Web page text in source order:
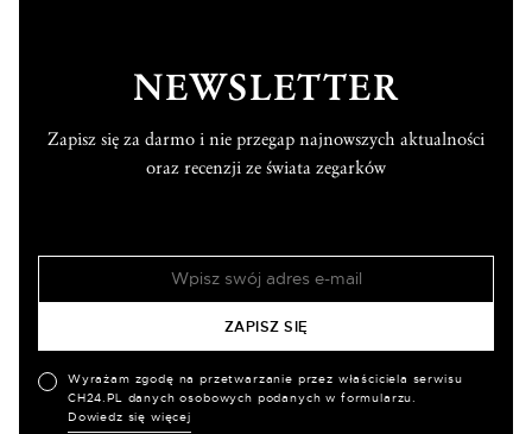
NEWSLETTER
Zapisz się za darmo i nie przegap najnowszych aktualności
oraz recenzji ze świata zegarków
Wyrażam zgodę na przetwarzanie przez właściciela serwisu
CH24.PL danych osobowych podanych w formularzu.
Dowiedz się więcej